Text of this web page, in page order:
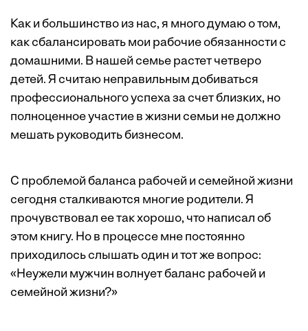
Как и большинство из нас, я много думаю о том,
как сбалансировать мои рабочие обязанности с
домашними. В нашей семье растет четверо
детей. Я считаю неправильным добиваться
профессионального успеха за счет близких, но
полноценное участие в жизни семьи не должно
мешать руководить бизнесом.
С проблемой баланса рабочей и семейной жизни
сегодня сталкиваются многие родители. Я
прочувствовал ее так хорошо, что написал об
этом книгу. Но в процессе мне постоянно
приходилось слышать один и тот же вопрос:
«Неужели мужчин волнует баланс рабочей и
семейной жизни?»